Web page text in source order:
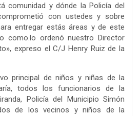
comunidad y dónde la Policía del
con ustedes y sobre
entregar estás áreas y de este
como.lo ordenó nuestro Director
expreso el C/J Henry Ruiz de la
principal de niños y niñas de la
todos los funcionarios de la
Policía del Municipio Simón
de los vecinos y niños de la